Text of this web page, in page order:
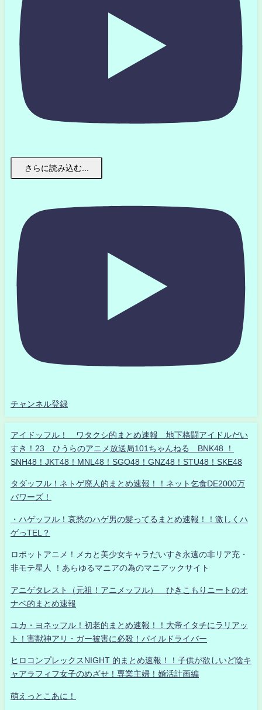
さらに読み込む...
チャンネル登録
アイドッフル！ ワタクシ的まとめ速報 地下格闘アイドルだい
すき！23 ひうらのアニメ放送局101ちゃんねる BNK48 ！
SNH48！JKT48！MNL48！SGO48！GNZ48！STU48！SKE48
タダッフル！ネトゲ廃人的まとめ速報！！ネット乞食DE2000万
パワーズ！
・ハゲッフル！哀愁のハゲ男の髪ってるまとめ速報！！激しくハ
ゲっTEL？
ロボットアニメ！メカと美少女キャラだいすき永遠の非リア充・
非モテ星人 ！あらゆるマニアの為のマニアックサイト
アニゲタレスト（元祖！アニメッフル） ひきこもりニートのオ
ナベ的まとめ速報
ユカ・ヨネッフル！初老的まとめ速報！！大帝イタチにラリアッ
ト！害獣神アリ・ガー被害に必殺！パイルドライバー
ヒロコンプレックスNIGHT 的まとめ速報！！子供が欲しいど陰キ
ャアラフィフ女子のめざせ！専業主婦！婚活計画編
萌えっとこあに！